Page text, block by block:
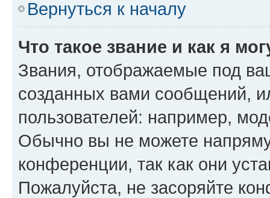
Вернуться к началу
Что такое звание и как я
Звания, отображаемые под
созданных вами сообщений,
пользователей: например,
Обычно вы не можете
конференции, так как они
Пожалуйста, не засоряйте